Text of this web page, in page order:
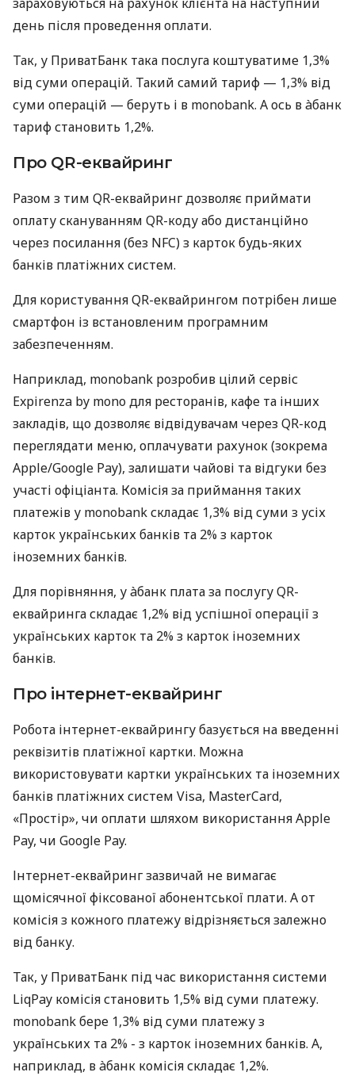
день після проведення оплати.
Так, у ПриватБанк така послуга коштуватиме 1,3%
від суми операцій. Такий самий тариф — 1,3% від
суми операцій — беруть і в monobank. А ось в àбанк
тариф становить 1,2%.
Про QR-еквайринг
Разом з тим QR-еквайринг дозволяє приймати
оплату скануванням QR-коду або дистанційно
через посилання (без NFC) з карток будь-яких
банків платіжних систем.
Для користування QR-еквайрингом потрібен лише
смартфон із встановленим програмним
забезпеченням.
Наприклад, monobank розробив цілий сервіс
Expirenza by mono для ресторанів, кафе та інших
закладів, що дозволяє відвідувачам через QR-код
переглядати меню, оплачувати рахунок (зокрема
Apple/Google Pay), залишати чайові та відгуки без
участі офіціанта. Комісія за приймання таких
платежів у monobank складає 1,3% від суми з усіх
карток українських банків та 2% з карток
іноземних банків.
Для порівняння, у àбанк плата за послугу QR-
еквайринга складає 1,2% від успішної операції з
українських карток та 2% з карток іноземних
банків.
Про інтернет-еквайринг
Робота інтернет-еквайрингу базується на введенні
реквізитів платіжної картки. Можна
використовувати картки українських та іноземних
банків платіжних систем Visa, MasterCard,
«Простір», чи оплати шляхом використання Apple
Pay, чи Google Pay.
Інтернет-еквайринг зазвичай не вимагає
щомісячної фіксованої абонентської плати. А от
комісія з кожного платежу відрізняється залежно
від банку.
Так, у ПриватБанк під час використання системи
LiqPay комісія становить 1,5% від суми платежу.
monobank бере 1,3% від суми платежу з
українських та 2% - з карток іноземних банків. А,
наприклад, в àбанк комісія складає 1,2%.